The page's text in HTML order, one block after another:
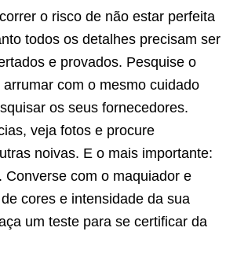
o risco de não estar perfeita
todos os detalhes precisam ser
e provados. Pesquise o
com o mesmo cuidado
os seus fornecedores.
veja fotos e procure
noivas. E o mais importante:
Converse com o maquiador e
cores e intensidade da sua
um teste para se certificar da